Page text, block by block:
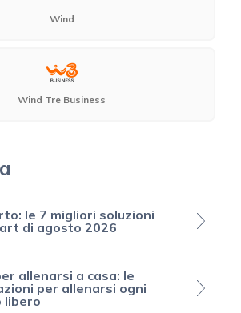
Wind
Wind Tre Business
le 7 migliori soluzioni
di agosto 2026
allenarsi a casa: le
per allenarsi ogni
libero